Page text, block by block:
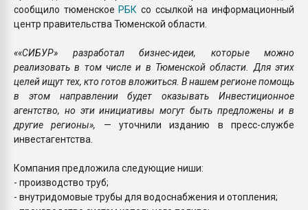
сообщило тюменскоеРБК со ссылкой на информационный
центр правительства Тюменской области.
««СИБУР» разработал бизнес-идеи, которые можно
реализовать в том числе и в Тюменской области. Для этих
целей ищут тех, кто готов вложиться. В нашем регионе помощь
в этом направлении будет оказывать Инвестиционное
агентство, но эти инициативы могут быть предложены и в
другие регионы», — уточнили изданию в пресс-службе
инвестагентства.
Компания предложила следующие ниши:
- производство труб;
- внутридомовые трубы для водоснабжения и отопления;